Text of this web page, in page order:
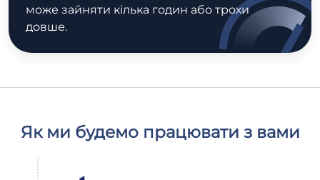
може зайняти кілька годин або трохи
довше.
Як ми будемо працювати з вами